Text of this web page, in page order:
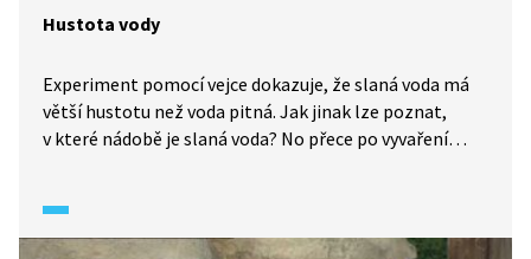
Hustota vody
Experiment pomocí vejce dokazuje, že slaná voda má
větší hustotu než voda pitná. Jak jinak lze poznat,
v které nádobě je slaná voda? No přece po vyvaření